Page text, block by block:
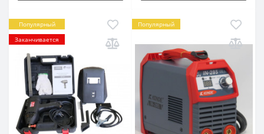
Популярный
Заканчивается
Популярный